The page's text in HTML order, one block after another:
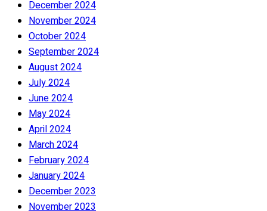
December 2024
November 2024
October 2024
September 2024
August 2024
July 2024
June 2024
May 2024
April 2024
March 2024
February 2024
January 2024
December 2023
November 2023